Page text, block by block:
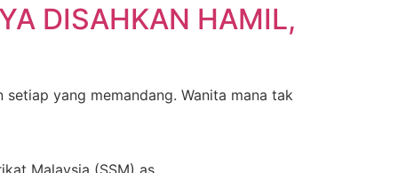
DISAHKAN HAMIL,
yang memandang. Wanita mana tak